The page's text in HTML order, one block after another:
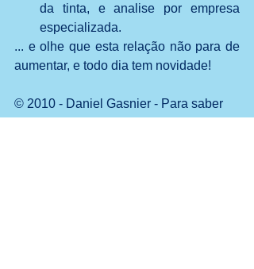
da tinta, e analise por empresa
especializada.
... e olhe que esta relação não para de
aumentar, e todo dia tem novidade!
© 2010 - Daniel Gasnier - Para saber